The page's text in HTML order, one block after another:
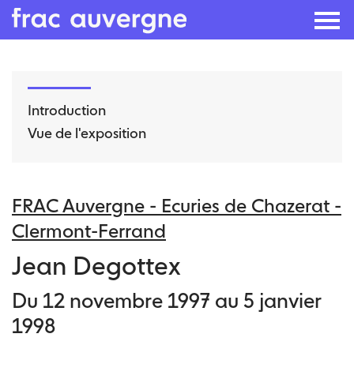
content
Introduction
Vue de l'exposition
FRAC Auvergne - Ecuries de Chazerat -
Clermont-Ferrand
Jean Degottex
Du 12 novembre 1997 au 5 janvier
1998